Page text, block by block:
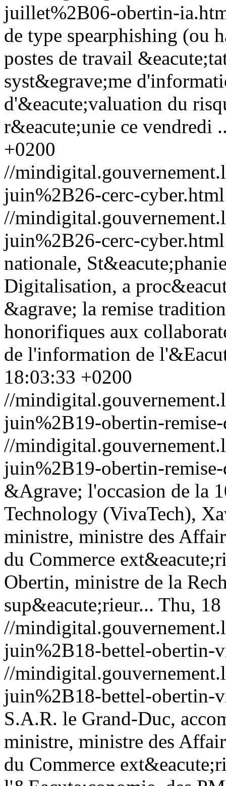
juillet%2B06-obertin-
de type spearphishing (ou
postes de travail
syst&egrave;me
d'&eacute;valuation du
r&eacute;unie ce vendredi
+0200
//
juin%2B26-cerc-cyber.html
//
juin%2B26-cerc-cyber.html
nationale,
Digitalisation, a
&agrave; la remise
honorifiques aux
de l'information de
18:03:33 +0200
//
juin%2B19-obertin-
//
juin%2B19-obertin-
&Agrave; l'occasion de la
Technology (VivaTech),
ministre, ministre des
du Commerce
Obertin, ministre de la
sup&eacute;rieur... Thu, 18
//
juin%2B18-bettel-obertin-
//
juin%2B18-bettel-obertin-
S.A.R. le Grand-Duc,
ministre, ministre des
du Commerce